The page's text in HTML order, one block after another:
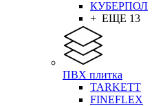
КУБЕРПОЛ
+ ЕЩЕ 13
ПВХ плитка
TARKETT
FINEFLEX